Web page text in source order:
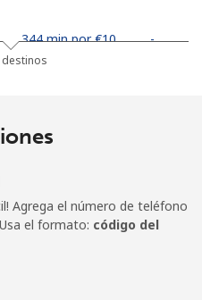
344 min por ⁦€10⁩ -
33 min por ⁦€10⁩ -
destinos
Agrega el número de teléfono
el formato: código del